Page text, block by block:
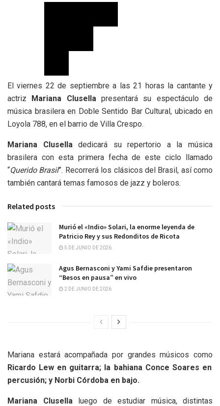
El viernes 22 de septiembre a las 21 horas la cantante y
actriz Mariana Clusellapresentará su espectáculo de
música brasilera en Doble Sentido Bar Cultural, ubicado en
Loyola 788, en el barrio de Villa Crespo.
Mariana Cluselladedicará su repertorio a la música
brasilera con esta primera fecha de este ciclo llamado
“Querido Brasil”. Recorrerá los clásicos del Brasil, así como
también cantará temas famosos de jazz y boleros.
Related posts
Murió el «Indio» Solari, la enorme leyenda de
Patricio Rey y sus Redonditos de Ricota
5 DE JUNIO DE 2026
Agus Bernasconi y Yami Safdie presentaron
“Besos en pausa” en vivo
2 DE JUNIO DE 2026
Mariana estará acompañada por grandes músicos como
Ricardo Lew en guitarra; la bahiana Conce Soares en
percusión; y Norbi Córdoba en bajo.
Mariana Clusellaluego de estudiar música, distintas